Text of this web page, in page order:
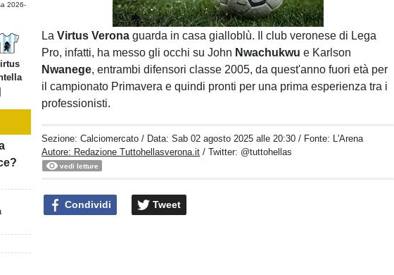
2026-
Unmute
Loaded:
100.00%
LaVirtus Veronaguarda in casa gialloblù. Il club veronese di Lega
Pro, infatti, ha messo gli occhi su John Nwachukwu e Karlson
Nwanege, entrambi difensori classe 2005, da quest'anno fuori età per
il campionato Primavera e quindi pronti per una prima esperienza tra i
professionisti.
Sezione:Calciomercato / Data:Sab 02 agosto 2025 alle 20:30 / Fonte: L'Arena
Autore: Redazione Tuttohellasverona.it / Twitter: @tuttohellas
vedi letture
Condividi Tweet